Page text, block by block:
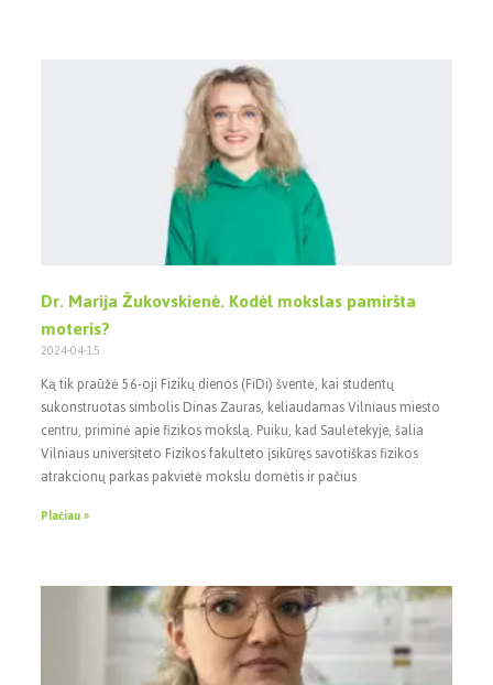
Dr. Marija Žukovskienė. Kodėl mokslas pamiršta
moteris?
2024-04-15
Ką tik praūžė 56-oji Fizikų dienos (FiDi) šventė, kai studentų
sukonstruotas simbolis Dinas Zauras, keliaudamas Vilniaus miesto
centru, priminė apie fizikos mokslą. Puiku, kad Saulėtekyje, šalia
Vilniaus universiteto Fizikos fakulteto įsikūręs savotiškas fizikos
atrakcionų parkas pakvietė mokslu domėtis ir pačius
Plačiau »